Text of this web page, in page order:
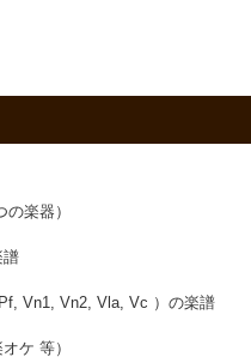
楽器）
譜
Vn1, Vn2, Vla, Vc ）の楽譜
ケ 等）